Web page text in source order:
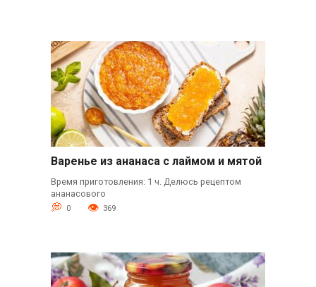
Варенье из ананаса с лаймом и мятой
Время приготовления: 1 ч. Делюсь рецептом
ананасового
0 369